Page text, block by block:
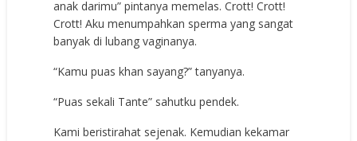
anak darimu” pintanya memelas. Crott! Crott!
Crott! Aku menumpahkan sperma yang sangat
banyak di lubang vaginanya.
“Kamu puas khan sayang?” tanyanya.
“Puas sekali Tante” sahutku pendek.
Kami beristirahat sejenak. Kemudian kekamar